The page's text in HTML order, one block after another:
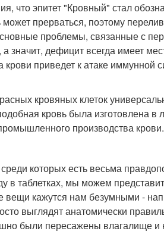
что эпитет "Кровный" стал
прерваться, поэтому
проблемы, связанные с
дефицит всегда имеет
приведет к атаке иммунной
кровяных клеток
кровь была изготовлена в
производства крови.
которых есть весьма
в таблетках, мы можем
вещи кажутся нам безумными -
выглядят анатомически
были пересажены влагалище и